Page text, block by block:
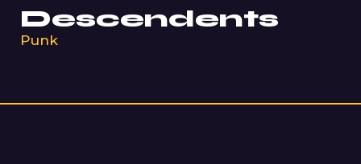
Descendents
Punk